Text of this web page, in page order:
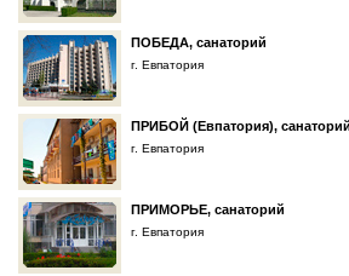
ПОБЕДА, санаторий
г. Евпатория
ПРИБОЙ (Евпатория), санаторий
г. Евпатория
ПРИМОРЬЕ, санаторий
г. Евпатория